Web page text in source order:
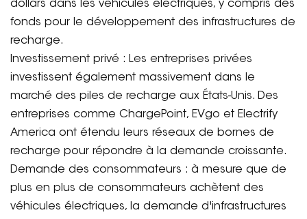
dollars dans les véhicules électriques, y compris des
fonds pour le développement des infrastructures de
recharge.
Investissement privé : Les entreprises privées
investissent également massivement dans le
marché des piles de recharge aux États-Unis. Des
entreprises comme ChargePoint, EVgo et Electrify
America ont étendu leurs réseaux de bornes de
recharge pour répondre à la demande croissante.
Demande des consommateurs : à mesure que de
plus en plus de consommateurs achètent des
véhicules électriques, la demande d'infrastructures